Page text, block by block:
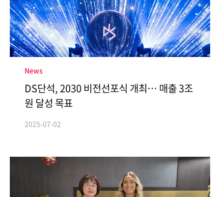
ESG Management
Environmental
Social
Governance
Report
Brochures
News
DS단석, 2030 비전선포식 개최… 매출 3조
원 달성 목표
2025-07-02